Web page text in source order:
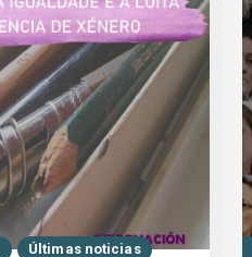
Últimas noticias